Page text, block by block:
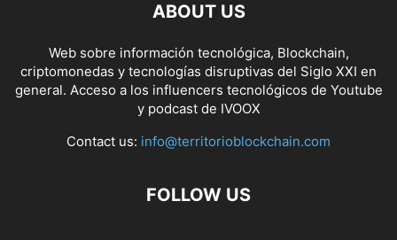
ABOUT US
Web sobre información tecnológica, Blockchain,
criptomonedas y tecnologías disruptivas del Siglo XXI en
general. Acceso a los influencers tecnológicos de Youtube
y podcast de IVOOX
Contact us: info@territorioblockchain.com
FOLLOW US